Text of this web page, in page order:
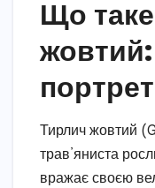
Що
жовтий:
портрет
Тирлич жовтий
трав’яниста
вражає своєю